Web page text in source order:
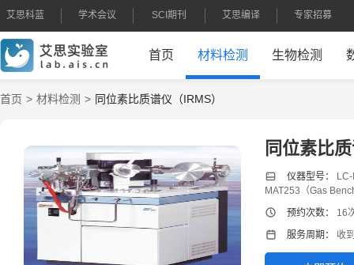
艾思科蓝 学术会议 SCI期刊 艾思编译 专家招募
首页 材料检测 生物检测
首页 材料检测 同位素比质谱仪（IRMS）
同位素比
仪器型号：
MAT253（Gas
预约次数：
16
服务周期：
收